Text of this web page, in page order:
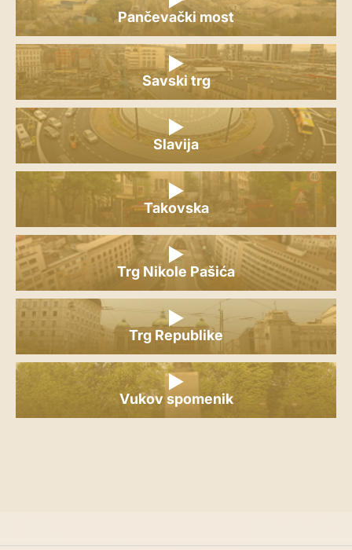
Pančevački most
Savski trg
Slavija
Takovska
Trg Nikole Pašića
Trg Republike
Vukov spomenik